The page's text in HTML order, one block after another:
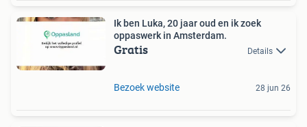
Ik ben Luka, 20 jaar oud en ik zoek
oppaswerk in Amsterdam.
Gratis Details
Bezoek website 28 jun 26